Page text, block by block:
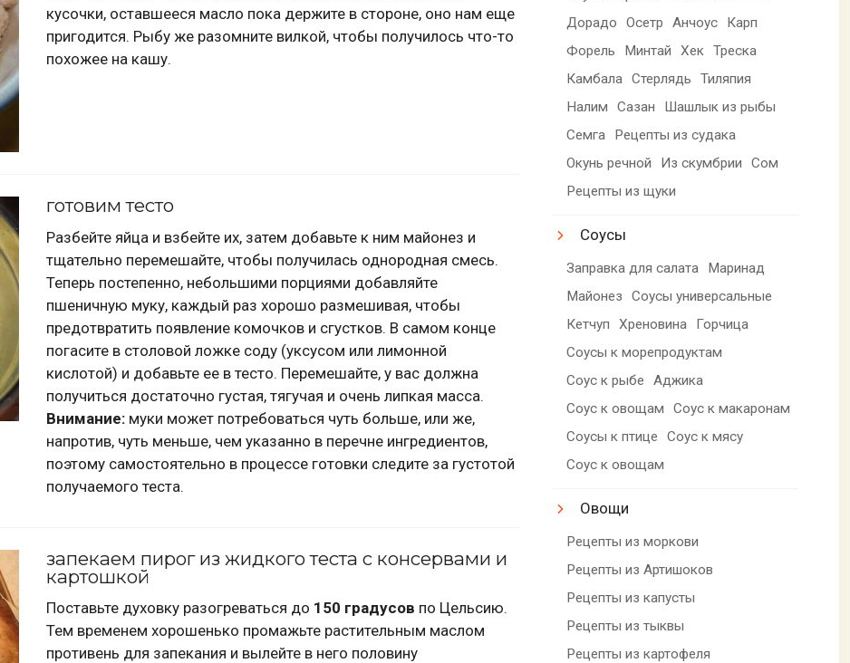
кусочки, оставшееся масло пока держите в стороне, оно нам еще
пригодится. Рыбу же разомните вилкой, чтобы получилось что-то
похожее на кашу.
готовим тесто
Разбейте яйца и взбейте их, затем добавьте к ним майонез и
тщательно перемешайте, чтобы получилась однородная смесь.
Теперь постепенно, небольшими порциями добавляйте
пшеничную муку, каждый раз хорошо размешивая, чтобы
предотвратить появление комочков и сгустков. В самом конце
погасите в столовой ложке соду (уксусом или лимонной
кислотой) и добавьте ее в тесто. Перемешайте, у вас должна
получиться достаточно густая, тягучая и очень липкая масса.
Внимание: муки может потребоваться чуть больше, или же,
напротив, чуть меньше, чем указанно в перечне ингредиентов,
поэтому самостоятельно в процессе готовки следите за густотой
получаемого теста.
запекаем пирог из жидкого теста с консервами и
картошкой
Поставьте духовку разогреваться до 150 градусов по Цельсию.
Тем временем хорошенько промажьте растительным маслом
противень для запекания и вылейте в него половину
Дорадо
Осетр Анчоус
Карп
Форель
Минтай Хек Треска
Камбала Стерлядь
Тиляпия
Налим
Сазан
Шашлык из рыбы
Семга
Рецепты из судака
Окунь речной
Из скумбрии
Сом
Рецепты из щуки
Соусы
Заправка для салата
Маринад
Майонез
Соусы универсальные
Кетчуп
Хреновина
Горчица
Соусы к морепродуктам
Соус к рыбе
Аджика
Соус к овощам
Соус к макаронам
Соусы к птице
Соус к мясу
Соус к овощам
Овощи
Рецепты из моркови
Рецепты из Артишоков
Рецепты из капусты
Рецепты из тыквы
Рецепты из картофеля